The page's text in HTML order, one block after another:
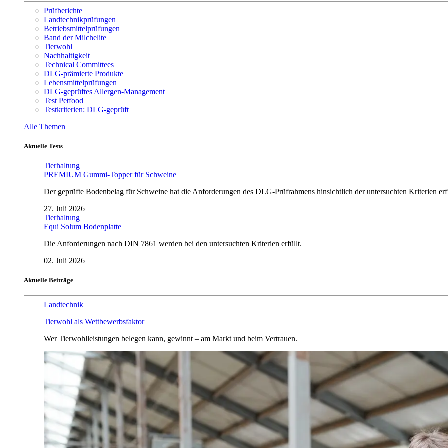
Prüfberichte
Landtechnikprüfungen
Betriebsmittelprüfungen
Band der Milchelite
Tierwohl
Nachhaltigkeit
Technical Committees
DLG-prämierte Produkte
Lebensmittelprüfungen
DLG-geprüftes Allergen-Management
Test Petfood
Testkriterien: DLG-geprüft
Alle Themen
Aktuelle Tests
Tierhaltung
PREMIUM Gummi-Topper für Schweine
Der geprüfte Bodenbelag für Schweine hat die Anforderungen des DLG-Prüfrahmens hinsichtlich der untersuchten Kriterien
27. Juli 2026
Tierhaltung
Equi Solum Bodenplatte
Die Anforderungen nach DIN 7861 werden bei den untersuchten Kriterien erfüllt.
02. Juli 2026
Aktuelle Beiträge
Landtechnik
Tierwohl als Wettbewerbsfaktor
Wer Tierwohlleistungen belegen kann, gewinnt – am Markt und beim Vertrauen.